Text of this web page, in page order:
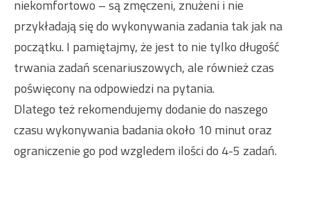
niekomfortowo – są zmęczeni, znużeni i nie
przykładają się do wykonywania zadania tak jak na
początku. I pamiętajmy, że jest to nie tylko długość
trwania zadań scenariuszowych, ale również czas
poświęcony na odpowiedzi na pytania.
Dlatego też rekomendujemy dodanie do naszego
czasu wykonywania badania około 10 minut oraz
ograniczenie go pod wzgledem ilości do 4-5 zadań.